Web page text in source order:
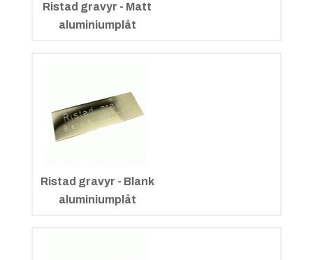
Ristad gravyr - Matt
aluminiumplåt
Ristad gravyr - Blank
aluminiumplåt